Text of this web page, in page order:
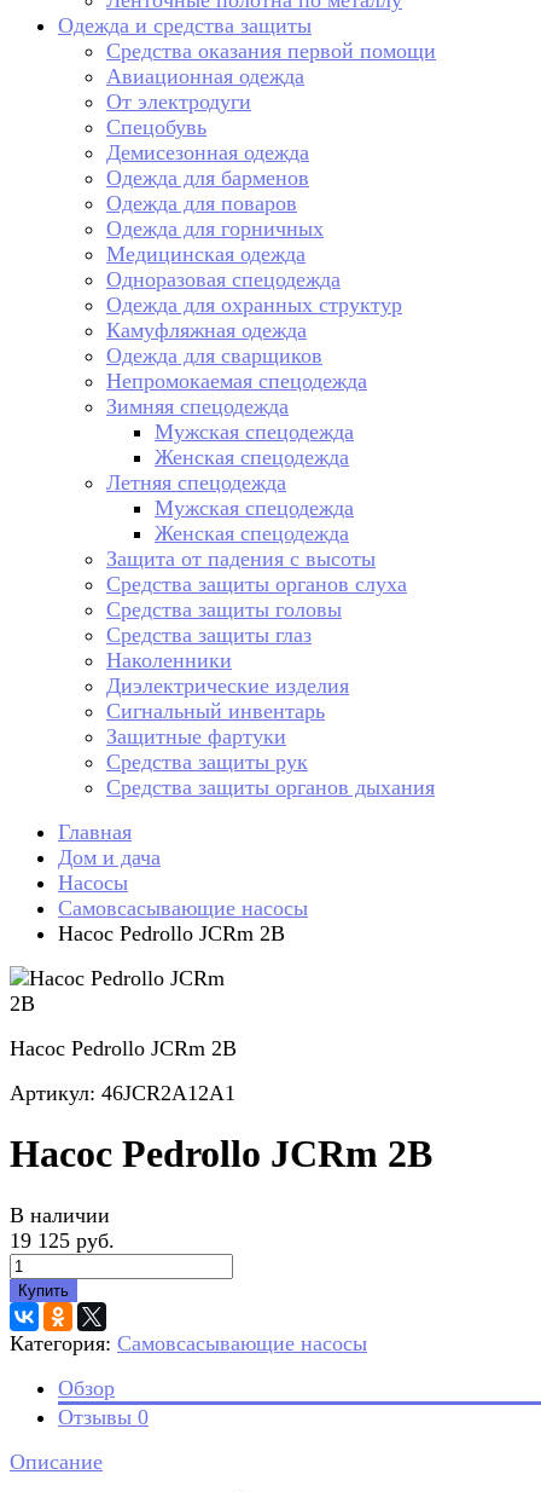
Одежда и средства защиты
Средства оказания первой помощи
Авиационная одежда
От электродуги
Спецобувь
Демисезонная одежда
Одежда для барменов
Одежда для поваров
Одежда для горничных
Медицинская одежда
Одноразовая спецодежда
Одежда для охранных структур
Камуфляжная одежда
Одежда для сварщиков
Непромокаемая спецодежда
Зимняя спецодежда
Мужская спецодежда
Женская спецодежда
Летняя спецодежда
Мужская спецодежда
Женская спецодежда
Защита от падения с высоты
Средства защиты органов слуха
Средства защиты головы
Средства защиты глаз
Наколенники
Диэлектрические изделия
Сигнальный инвентарь
Защитные фартуки
Средства защиты рук
Средства защиты органов дыхания
Главная
Дом и дача
Насосы
Самовсасывающие насосы
Насос Pedrollo JCRm 2B
Насос Pedrollo JCRm 2B
Артикул: 46JCR2A12A1
Насос Pedrollo JCRm 2B
В наличии
19 125 руб.
Купить
Категория: Самовсасывающие насосы
Обзор
Отзывы 0
Описание